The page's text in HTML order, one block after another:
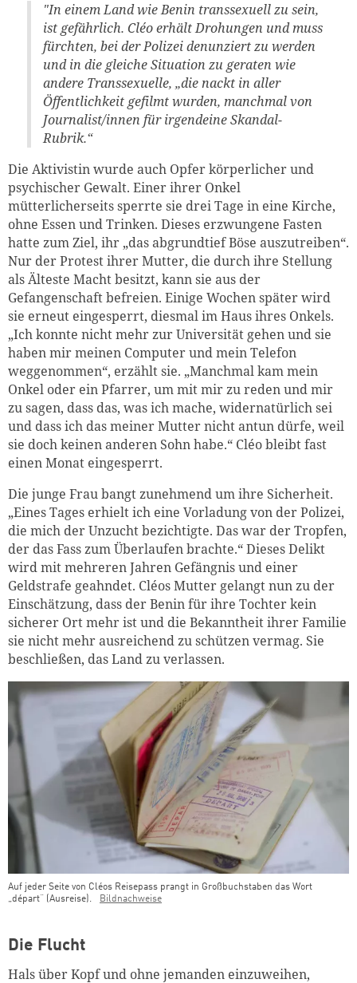
"In einem Land wie Benin transsexuell zu sein,
ist gefährlich. Cléo erhält Drohungen und muss
fürchten, bei der Polizei denunziert zu werden
und in die gleiche Situation zu geraten wie
andere Transsexuelle, „die nackt in aller
Öffentlichkeit gefilmt wurden, manchmal von
Journalist/innen für irgendeine Skandal-
Rubrik.“
Die Aktivistin wurde auch Opfer körperlicher und
psychischer Gewalt. Einer ihrer Onkel
mütterlicherseits sperrte sie drei Tage in eine Kirche,
ohne Essen und Trinken. Dieses erzwungene Fasten
hatte zum Ziel, ihr „das abgrundtief Böse auszutreiben“.
Nur der Protest ihrer Mutter, die durch ihre Stellung
als Älteste Macht besitzt, kann sie aus der
Gefangenschaft befreien. Einige Wochen später wird
sie erneut eingesperrt, diesmal im Haus ihres Onkels.
„Ich konnte nicht mehr zur Universität gehen und sie
haben mir meinen Computer und mein Telefon
weggenommen“, erzählt sie. „Manchmal kam mein
Onkel oder ein Pfarrer, um mit mir zu reden und mir
zu sagen, dass das, was ich mache, widernatürlich sei
und dass ich das meiner Mutter nicht antun dürfe, weil
sie doch keinen anderen Sohn habe.“ Cléo bleibt fast
einen Monat eingesperrt.
Die junge Frau bangt zunehmend um ihre Sicherheit.
„Eines Tages erhielt ich eine Vorladung von der Polizei,
die mich der Unzucht bezichtigte. Das war der Tropfen,
der das Fass zum Überlaufen brachte.“ Dieses Delikt
wird mit mehreren Jahren Gefängnis und einer
Geldstrafe geahndet. Cléos Mutter gelangt nun zu der
Einschätzung, dass der Benin für ihre Tochter kein
sicherer Ort mehr ist und die Bekanntheit ihrer Familie
sie nicht mehr ausreichend zu schützen vermag. Sie
beschließen, das Land zu verlassen.
Auf jeder Seite von Cléos Reisepass prangt in Großbuchstaben das Wort
„départ“ (Ausreise).
Bildnachweise
Die Flucht
Hals über Kopf und ohne jemanden einzuweihen,